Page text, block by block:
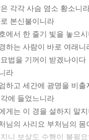
각각 사슴 염소 황소니
본신불이니라
에서 한 줄기 빛을 놓으
하는 사람이 바로 여래니
법을 기꺼이 받겠나이다
라
하고 세간에 광명을 비출
에 들었느니라
게는 이 경을 설하지 말
님의 사리요 부처님의 몸
니 보살도 수행이 불필